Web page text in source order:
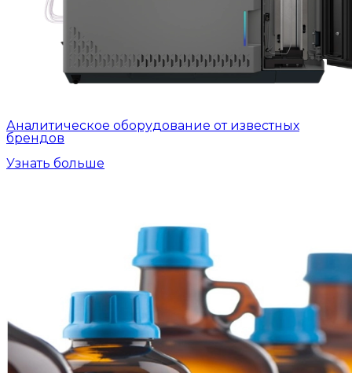
Аналитическое оборудование от известных
брендов
Узнать больше